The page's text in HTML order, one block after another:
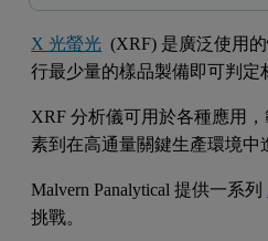
X 光螢光 (XRF) 是廣泛使用
行最少量的樣品製備即可判定
XRF 分析儀可用於各種應用
素到在高通量關鍵生產環境中
Malvern Panalytical 提供一系列
挑戰。